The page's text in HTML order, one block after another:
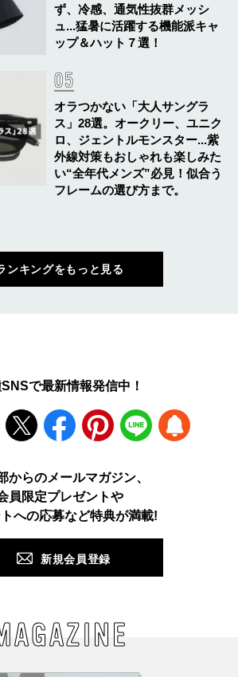
ず、冷感、通気性抜群メッシ
ュ...猛暑に活躍する機能派キャ
ップ＆ハット７選！
オラつかない「大人サングラ
ス」28選。オークリー、ユニク
ロ、ジェントルモンスター...紫
外線対策もおしゃれも楽しみた
い“全年代メンズ”必見！似合う
フレームの選び方まで。
ンキングをもっと見る
で最新情報発信中！
X Facebook Pinterest LINE
からのメールマガジン、
員限定プレゼントや
への応募など特典が満載!
新規会員登録